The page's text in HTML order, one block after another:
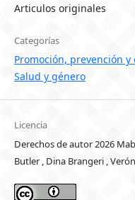
Articulos originales
Categorías
Promoción, prevención
Salud y género
Licencia
Derechos de autor 2026
Butler , Dina Brangeri ,